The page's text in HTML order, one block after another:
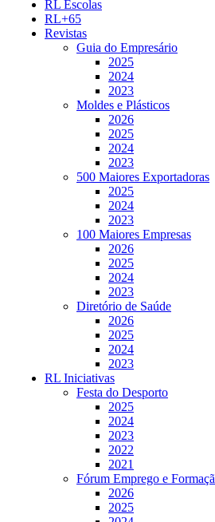
RL Escolas
RL+65
Revistas
Guia do Empresário
2025
2024
2023
Moldes e Plásticos
2026
2025
2024
2023
500 Maiores Exportadoras
2025
2024
2023
100 Maiores Empresas
2026
2025
2024
2023
Diretório de Saúde
2026
2025
2024
2023
RL Iniciativas
Festa do Desporto
2025
2024
2023
2022
2021
Fórum Emprego e
2026
2025